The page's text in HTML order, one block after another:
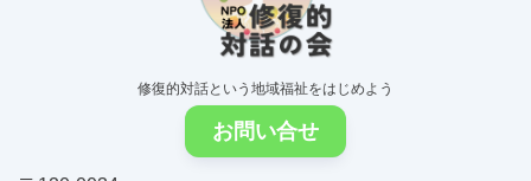
修復的対話という地域福祉をはじめよう
お問い合せ